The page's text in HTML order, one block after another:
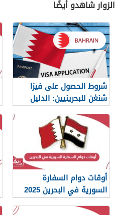
الزوار شاهدو أيضًا
شروط الحصول على فيزا
شنغن للبحرينيين: الدليل
الكامل
أوقات دوام السفارة
السورية في البحرين 2025